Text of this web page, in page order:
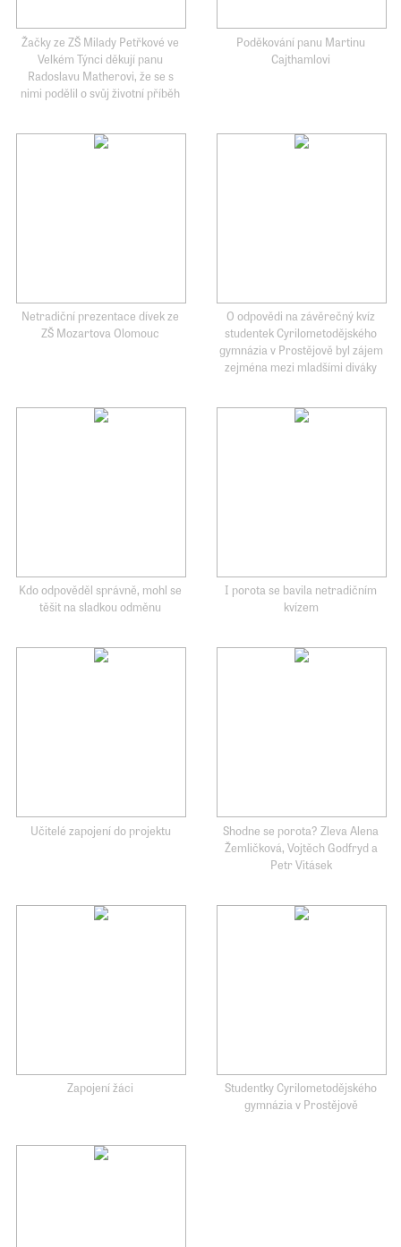
Žačky ze ZŠ Milady Petřkové ve
Velkém Týnci děkují panu
Radoslavu Matherovi, že se s
nimi podělil o svůj životní příběh
Poděkování panu Martinu
Cajthamlovi
Netradiční prezentace dívek ze
ZŠ Mozartova Olomouc
O odpovědi na závěrečný kvíz
studentek Cyrilometodějského
gymnázia v Prostějově byl zájem
zejména mezi mladšími diváky
Kdo odpověděl správně, mohl se
těšit na sladkou odměnu
I porota se bavila netradičním
kvízem
Učitelé zapojení do projektu
Shodne se porota? Zleva Alena
Žemličková, Vojtěch Godfryd a
Petr Vitásek
Zapojení žáci
Studentky Cyrilometodějského
gymnázia v Prostějově